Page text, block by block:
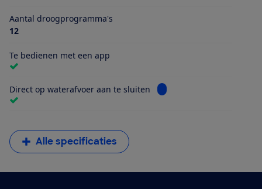
Aantal droogprogramma's
12
Te bedienen met een app
Direct op waterafvoer aan te sluiten Bekijk informatie voor
Alle specificaties